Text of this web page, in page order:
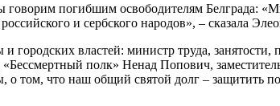
говорим погибшим освободителям
и сербского народов», – сказала
городских властей: министр труда,
«Бессмертный полк» Ненад Попович,
том, что наш общий святой долг – защитить